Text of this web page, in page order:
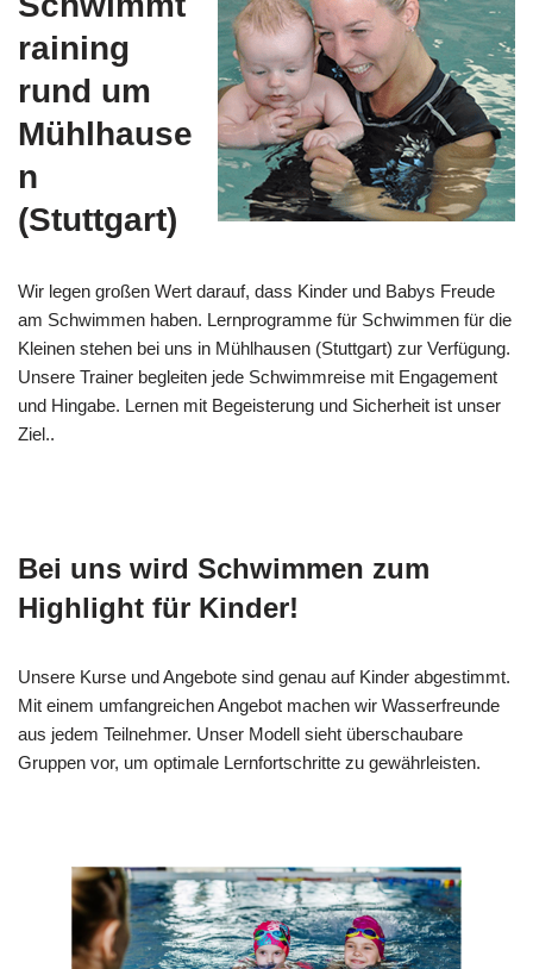
raining
rund um
Mühlhause
n
(Stuttgart)
Wir legen großen Wert darauf, dass Kinder und Babys Freude
am Schwimmen haben. Lernprogramme für Schwimmen für die
Kleinen stehen bei uns in Mühlhausen (Stuttgart) zur Verfügung.
Unsere Trainer begleiten jede Schwimmreise mit Engagement
und Hingabe. Lernen mit Begeisterung und Sicherheit ist unser
Ziel..
Bei uns wird Schwimmen zum
Highlight für Kinder!
Unsere Kurse und Angebote sind genau auf Kinder abgestimmt.
Mit einem umfangreichen Angebot machen wir Wasserfreunde
aus jedem Teilnehmer. Unser Modell sieht überschaubare
Gruppen vor, um optimale Lernfortschritte zu gewährleisten.